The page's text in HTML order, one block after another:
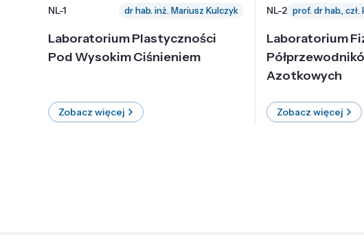
NL-1 dr hab. inż. Mariusz Kulczyk
Laboratorium Plastyczności
Pod Wysokim Ciśnieniem
Zobacz więcej
NL-2
Laboratorium
Azotkowych
Zobacz więcej